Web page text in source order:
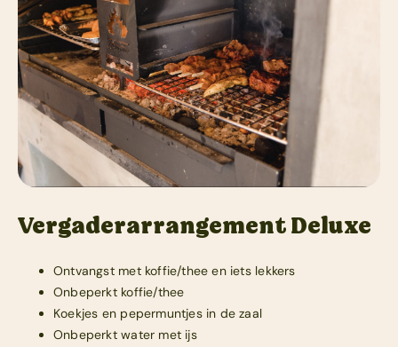
Vergaderarrangement Deluxe
Ontvangst met koffie/thee en iets lekkers
Onbeperkt koffie/thee
Koekjes en pepermuntjes in de zaal
Onbeperkt water met ijs